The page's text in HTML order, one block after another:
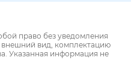
право без уведомления
внешний вид, комплектацию
Указанная информация не